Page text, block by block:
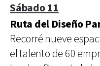
Sábado 11
Ruta del Diseño
Recorré nueve
el talento de 60